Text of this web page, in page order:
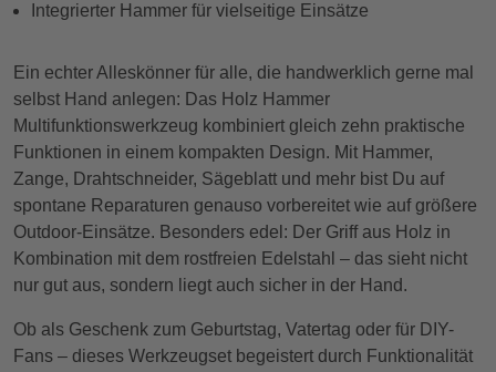
Integrierter Hammer für vielseitige Einsätze
Ein echter Alleskönner für alle, die handwerklich gerne mal
selbst Hand anlegen: Das Holz Hammer
Multifunktionswerkzeug kombiniert gleich zehn praktische
Funktionen in einem kompakten Design. Mit Hammer,
Zange, Drahtschneider, Sägeblatt und mehr bist Du auf
spontane Reparaturen genauso vorbereitet wie auf größere
Outdoor-Einsätze. Besonders edel: Der Griff aus Holz in
Kombination mit dem rostfreien Edelstahl – das sieht nicht
nur gut aus, sondern liegt auch sicher in der Hand.
Ob als Geschenk zum Geburtstag, Vatertag oder für DIY-
Fans – dieses Werkzeugset begeistert durch Funktionalität